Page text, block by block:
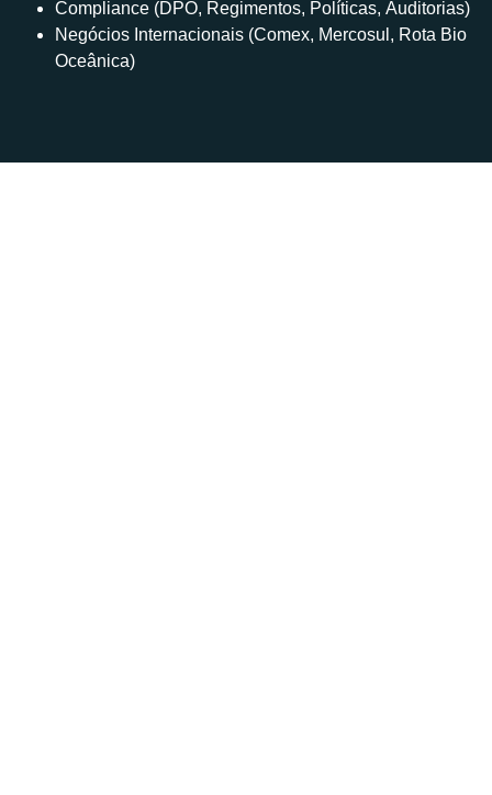
Compliance (DPO, Regimentos, Políticas, Auditorias)
Negócios Internacionais (Comex, Mercosul, Rota Bio
Oceânica)